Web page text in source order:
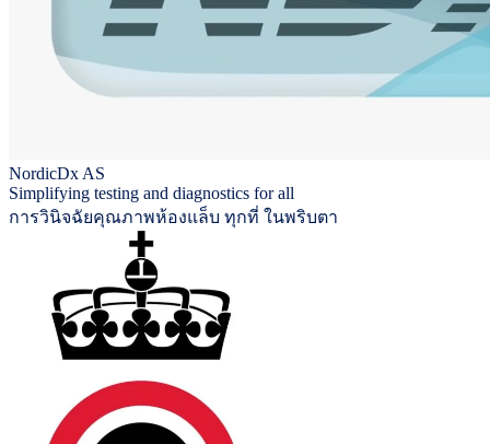
NordicDx AS
Simplifying testing and diagnostics for all
การวินิจฉัยคุณภาพห้องแล็บ ทุกที่ ในพริบตา